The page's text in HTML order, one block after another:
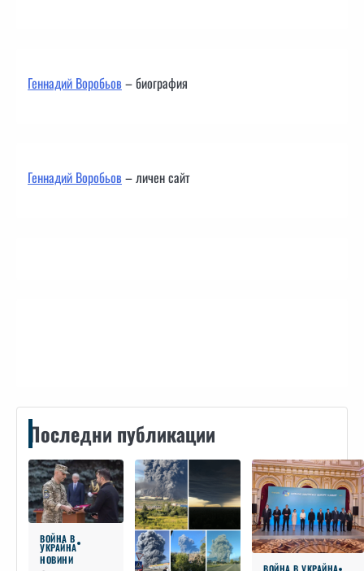
Геннадий Воробьов– биография
Геннадий Воробьов– личен сайт
Последни публикации
ВОЙНА В
УКРАЙНА
НОВИНИ